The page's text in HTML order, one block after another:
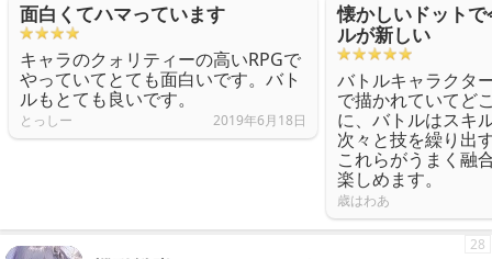
面白くてハマっています
キャラのクォリティーの高いRPGで
やっていてとても面白いです。バト
ルもとても良いです。
とっしー 2019年6月18日
懐かしいドット
ルが新しい
バトルキャラクタ
で描かれていてど
に、バトルはスキ
次々と技を繰り出
これらがうまく融
楽しめます。
歳はわあ
28